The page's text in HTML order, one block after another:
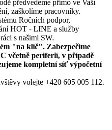
předvedeme přímo ve Vaší
zaškolíme pracovníky.
Ročních podpor,
HOT - LINE a služby
s našimi SW.
"na klíč". Zabezpečíme
včetně periferií, v případě
kompletní síť výpočetní
volejte +420 605 005 112.